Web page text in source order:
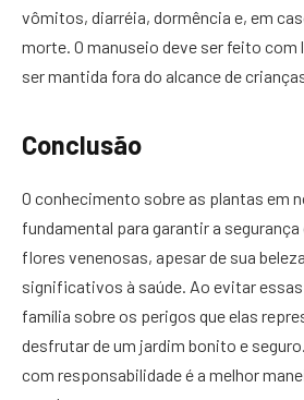
vômitos, diarréia, dormência e, em
morte. O manuseio deve ser feito com
ser mantida fora do alcance de
Conclusão
O conhecimento sobre as plantas em
fundamental para garantir a
flores venenosas, apesar de sua
significativos à saúde. Ao evitar
família sobre os perigos que elas
desfrutar de um jardim bonito e
com responsabilidade é a melhor